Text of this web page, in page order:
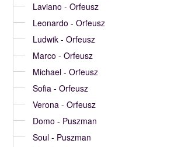
Laviano - Orfeusz
Leonardo - Orfeusz
Ludwik - Orfeusz
Marco - Orfeusz
Michael - Orfeusz
Sofia - Orfeusz
Verona - Orfeusz
Domo - Puszman
Soul - Puszman